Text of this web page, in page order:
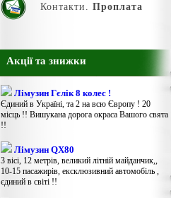
Контакти. Проплата
Акції та знижки
Лімузин Гєлік 8 колес !
Єдиний в Україні, та 2 на всю Європу ! 20
місць !! Вишукана дорога окраса Вашого свята
!!
Лімузин QX80
3 вісі, 12 метрів, великий літній майданчик,,
10-15 пасажирів, ексклюзивний автомобіль ,
єдиний в світі !!